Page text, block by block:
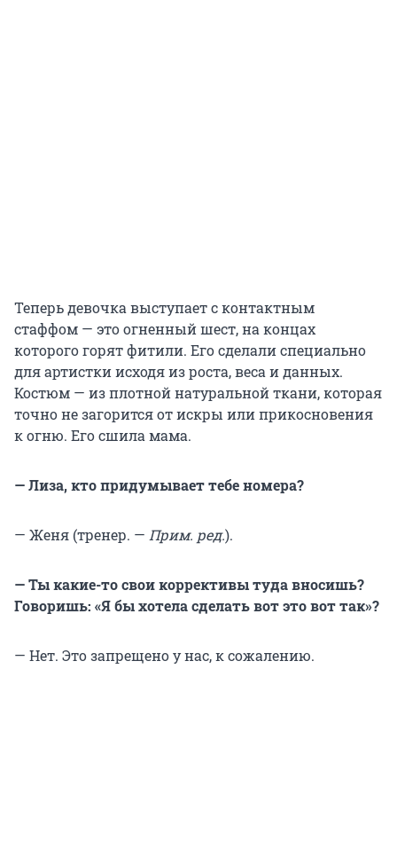
Теперь девочка выступает с контактным
стаффом — это огненный шест, на концах
которого горят фитили. Его сделали специально
для артистки исходя из роста, веса и данных.
Костюм — из плотной натуральной ткани, которая
точно не загорится от искры или прикосновения
к огню. Его сшила мама.
— Лиза, кто придумывает тебе номера?
— Женя (тренер. — Прим. ред.).
— Ты какие-то свои коррективы туда вносишь?
Говоришь: «Я бы хотела сделать вот это вот так»?
— Нет. Это запрещено у нас, к сожалению.